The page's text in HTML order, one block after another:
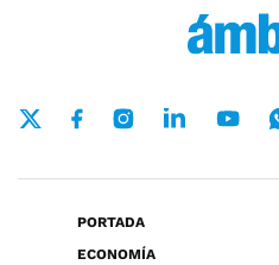
PORTADA
ECONOMÍA